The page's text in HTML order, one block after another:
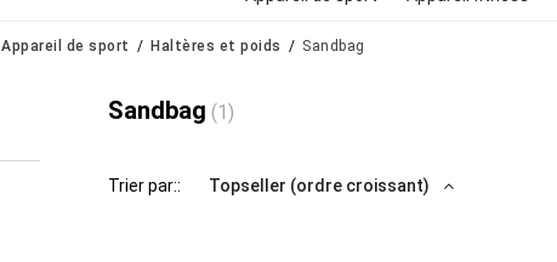
Appareil de sport Haltères et poids Sandbag
Sandbag (1)
Trier par:: Topseller (ordre croissant)